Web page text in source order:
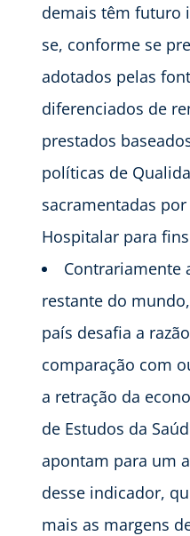
demais têm futuro
se, conforme se
adotados pelas
diferenciados de
prestados
políticas de
sacramentadas
Hospitalar para
Contrariamente
restante do
país desafia a
comparação com
a retração da
de Estudos da
apontam para um
desse indicador,
mais as margens